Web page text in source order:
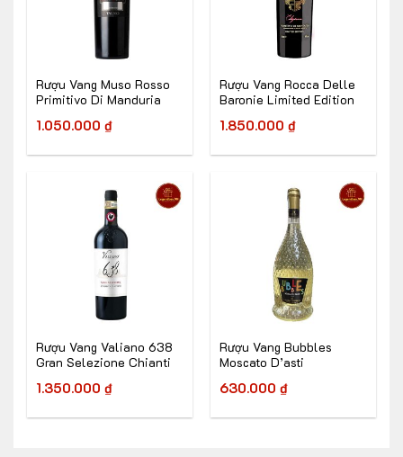
Rượu Vang Muso Rosso
Primitivo Di Manduria
1.050.000 ₫
Rượu Vang Rocca Delle
Baronie Limited Edition
1.850.000 ₫
Rượu Vang Valiano 638
Gran Selezione Chianti
1.350.000 ₫
Rượu Vang Bubbles
Moscato D’asti
630.000 ₫